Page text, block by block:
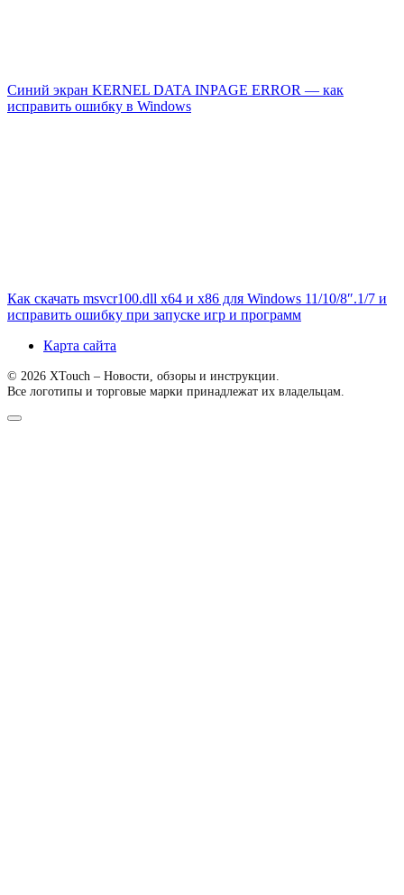
Синий экран KERNEL DATA INPAGE ERROR — как
исправить ошибку в Windows
Как скачать msvcr100.dll x64 и x86 для Windows 11/10/8″.1/7 и
исправить ошибку при запуске игр и программ
Карта сайта
© 2026 XTouch – Новости, обзоры и инструкции.
Все логотипы и торговые марки принадлежат их владельцам.